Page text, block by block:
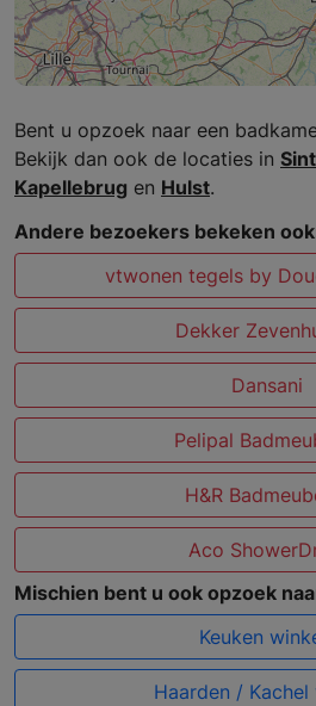
Bent u opzoek naar een
Bekijk dan ook de locaties in
Kapellebrug en Hulst.
Andere bezoekers bekeken
vtwonen tegels by
Dekker
Dansani
Pelipal
H&R
Aco
Mischien bent u ook opzoek
Keuken
Haarden / Kachel